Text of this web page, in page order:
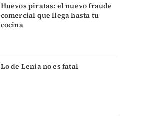
Huevos piratas: el nuevo fraude
comercial que llega hasta tu
cocina
Lo de Lenia no es fatal